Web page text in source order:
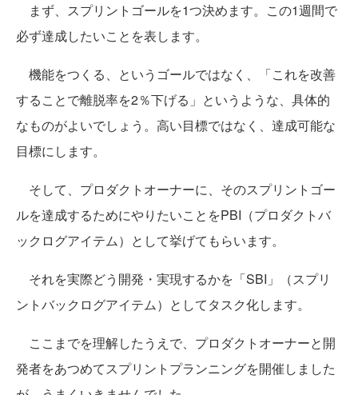
まず、スプリントゴールを1つ決めます。この1週間で
必ず達成したいことを表します。
機能をつくる、というゴールではなく、「これを改善
することで離脱率を2％下げる」というような、具体的
なものがよいでしょう。高い目標ではなく、達成可能な
目標にします。
そして、プロダクトオーナーに、そのスプリントゴー
ルを達成するためにやりたいことをPBI（プロダクトバ
ックログアイテム）として挙げてもらいます。
それを実際どう開発・実現するかを「SBI」（スプリ
ントバックログアイテム）としてタスク化します。
ここまでを理解したうえで、プロダクトオーナーと開
発者をあつめてスプリントプランニングを開催しました